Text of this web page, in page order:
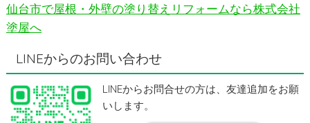
仙台市で屋根・外壁の塗り替えリフォームなら株式会社
塗屋へ
LINEからのお問い合わせ
LINEからお問合せの方は、友達追加をお願
いします。